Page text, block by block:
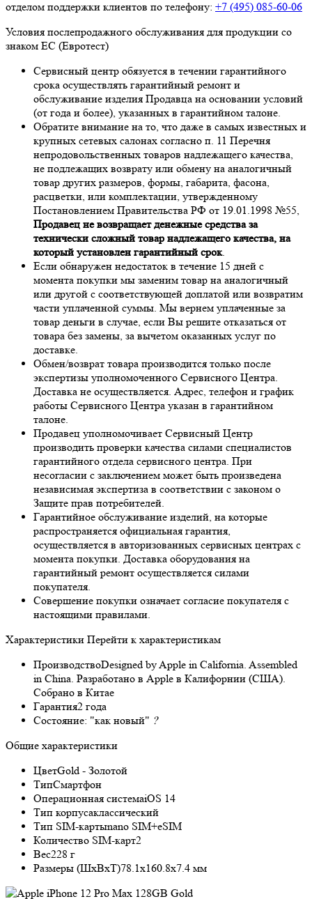
отделом поддержки клиентов по телефону: +7 (495) 085-60-06
Условия послепродажного обслуживания для продукции со
знаком ЕС (Евротест)
Сервисный центр обязуется в течении гарантийного
срока осуществлять гарантийный ремонт и
обслуживание изделия Продавца на основании условий
(от года и более), указанных в гарантийном талоне.
Обратите внимание на то, что даже в самых известных и
крупных сетевых салонах согласно п. 11 Перечня
непродовольственных товаров надлежащего качества,
не подлежащих возврату или обмену на аналогичный
товар других размеров, формы, габарита, фасона,
расцветки, или комплектации, утвержденному
Постановлением Правительства РФ от 19.01.1998 №55,
Продавец не возвращает денежные средства за
технически сложный товар надлежащего качества, на
который установлен гарантийный срок.
Если обнаружен недостаток в течение 15 дней с
момента покупки мы заменим товар на аналогичный
или другой с соответствующей доплатой или возвратим
части уплаченной суммы. Мы вернем уплаченные за
товар деньги в случае, если Вы решите отказаться от
товара без замены, за вычетом оказанных услуг по
доставке.
Обмен/возврат товара производится только после
экспертизы уполномоченного Сервисного Центра.
Доставка не осуществляется. Адрес, телефон и график
работы Сервисного Центра указан в гарантийном
талоне.
Продавец уполномочивает Сервисный Центр
производить проверки качества силами специалистов
гарантийного отдела сервисного центра. При
несогласии с заключением может быть произведена
независимая экспертиза в соответствии с законом о
Защите прав потребителей.
Гарантийное обслуживание изделий, на которые
распространяется официальная гарантия,
осуществляется в авторизованных сервисных центрах с
момента покупки. Доставка оборудования на
гарантийный ремонт осуществляется силами
покупателя.
Совершение покупки означает согласие покупателя с
настоящими правилами.
Характеристики Перейти к характеристикам
ПроизводствоDesigned by Apple in California. Assembled
in China. Разработано в Apple в Калифорнии (США).
Собрано в Китае
Гарантия2 года
Состояние: "как новый" ?
Общие характеристики
ЦветGold - Золотой
ТипСмартфон
Операционная системаiOS 14
Тип корпусаклассический
Тип SIM-картыnano SIM+eSIM
Количество SIM-карт2
Вес228 г
Размеры (ШxВxТ)78.1x160.8x7.4 мм